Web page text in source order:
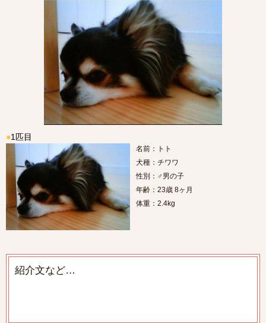
●1匹目
名前：トト
犬種：チワワ
性別：♂男の子
年齢：23歳 8ヶ月
体重：2.4kg
紹介文など…